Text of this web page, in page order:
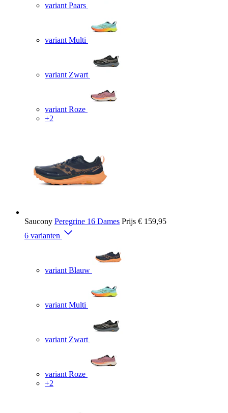
variant Paars
variant Multi
variant Zwart
variant Roze
+2
Saucony Peregrine 16 Dames Prijs € 159,95
6 varianten
variant Blauw
variant Multi
variant Zwart
variant Roze
+2